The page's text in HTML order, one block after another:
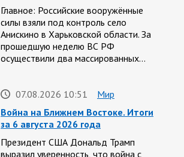
Главное: Российские вооружённые
силы взяли под контроль село
Анискино в Харьковской области. За
прошедшую неделю ВС РФ
осуществили два массированных…
07.08.2026 10:51
Мир
Война на Ближнем Востоке. Итоги
за 6 августа 2026 года
Президент США Дональд Трамп
выразил уверенность, что война с